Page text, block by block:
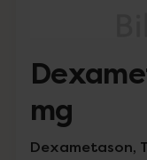
mg
Dexametason,